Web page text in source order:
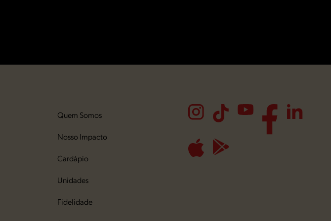
Quem Somos
Nosso Impacto
Cardápio
Unidades
Fidelidade